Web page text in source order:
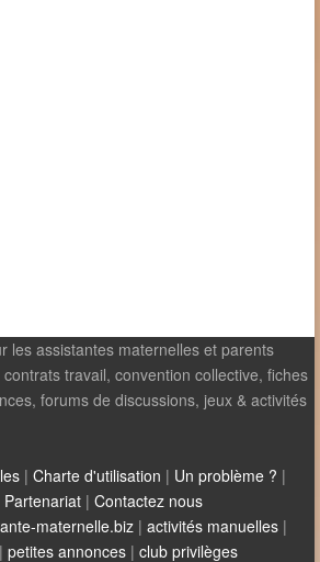
les assistantes maternelles et parents
travail, convention collective, fiches
forums de discussions, jeux & activités
| Charte d'utilisation | Un problème ? |
Partenariat | Contactez nous
maternelle.biz | activités manuelles |
| petites annonces | club privilèges